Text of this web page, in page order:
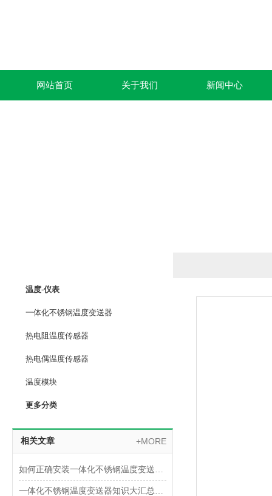
网站首页 关于我们 新闻中心
温度-仪表
一体化不锈钢温度变送器
热电阻温度传感器
热电偶温度传感器
温度模块
更多分类
相关文章 +MORE
如何正确安装一体化不锈钢温度变送器？
一体化不锈钢温度变送器知识大汇总，入门必看！